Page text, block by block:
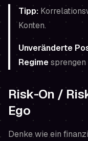
Tipp:
Konten.
Unveränderte
Regime
Risk-On /
Ego
Denke wie ein